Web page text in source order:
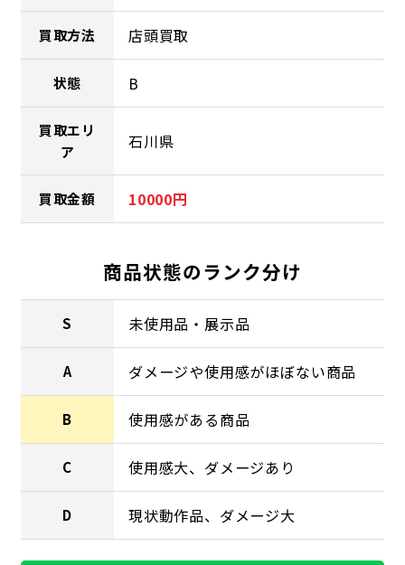
買取方法 店頭買取
状態 B
買取エリ
ア
石川県
買取金額 10000円
商品状態のランク分け
S 未使用品・展示品
A ダメージや使用感がほぼない商品
B 使用感がある商品
C 使用感大、ダメージあり
D 現状動作品、ダメージ大